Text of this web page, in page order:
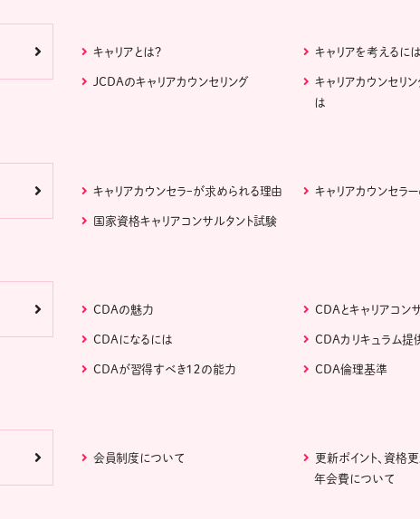
キャリアとは？ キャリアを考えるには
JCDAのキャリアカウンセリング
キャリアカウンセリ
は
キャリアカウンセラｰが求められる理由 キャリアカウンセラ
国家資格キャリアコンサルタント試験
CDAの魅力 CDAとキャリアコン
CDAになるには CDAカリキュラム提
CDAが習得すべき１２の能力 CDA倫理基準
会員制度について
更新ポイント、資格
年会費について